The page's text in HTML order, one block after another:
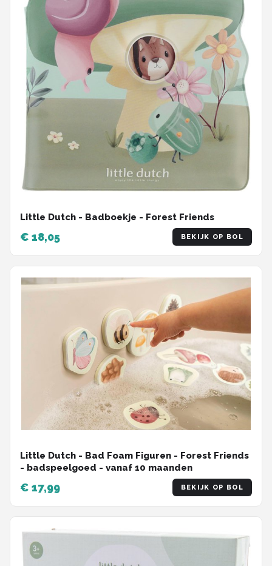
Little Dutch - Badboekje - Forest Friends
€ 18,05 BEKIJK OP BOL
Little Dutch - Bad Foam Figuren - Forest Friends
- badspeelgoed - vanaf 10 maanden
€ 17,99 BEKIJK OP BOL